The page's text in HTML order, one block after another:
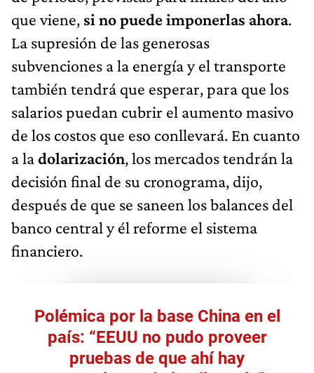
que viene, si no puede imponerlas ahora.
La supresión de las generosas
subvenciones a la energía y el transporte
también tendrá que esperar, para que los
salarios puedan cubrir el aumento masivo
de los costos que eso conllevará. En cuanto
a ladolarización, los mercados tendrán la
decisión final de su cronograma, dijo,
después de que se saneen los balances del
banco central y él reforme el sistema
financiero.
Polémica por la base China en el
país: “EEUU no pudo proveer
pruebas de que ahí hay